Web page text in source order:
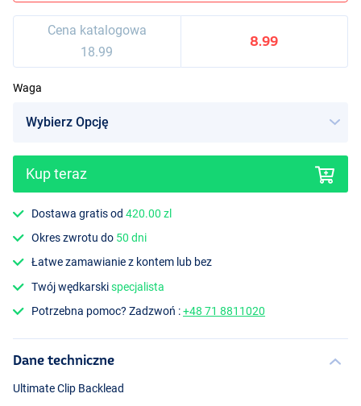
Cena katalogowa
18.99
8.99
Waga
Kup teraz
Dostawa gratis od420.00 zl
Okres zwrotu do 50 dni
Łatwe zamawianie z kontem lub bez
Twój wędkarskispecjalista
Potrzebna pomoc? Zadzwoń :+48 71 8811020
Dane techniczne
Ultimate Clip Backlead